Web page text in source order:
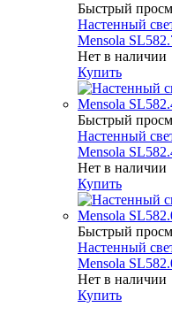
Быстрый
Настенный
Mensola
Нет в наличии
Купить
Быстрый
Настенный
Mensola
Нет в наличии
Купить
Быстрый
Настенный
Mensola
Нет в наличии
Купить